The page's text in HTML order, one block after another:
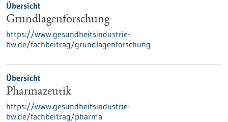
Übersicht
Grundlagenforschung
https://www.gesundheitsindustrie-
bw.de/fachbeitrag/grundlagenforschung
Übersicht
Pharmazeutik
https://www.gesundheitsindustrie-
bw.de/fachbeitrag/pharma